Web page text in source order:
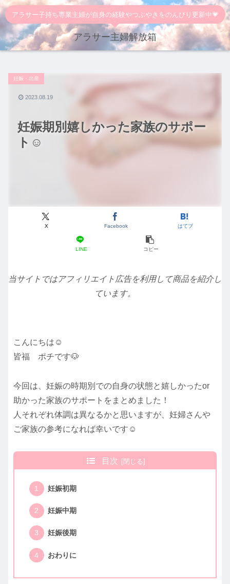
アラサー子持ち専業主婦が自身の経験やつぶやきをのんびり更新中💗
アラサー主婦解放箱
妊娠期別嬉しかった家族のサポー
ト☺️
妊娠・出産
X Facebook はてブ
LINE コピー
2023.08.19
当サイトではアフィリエイト広告を利用して商品を紹介し
ています。
こんにちは☺️
皆福 ポチです🐶
今回は、妊娠の時期別での自身の状態と嬉しかったor
助かった家族のサポートをまとめました！
人それぞれ体調は異なるかと思いますが、妊婦さんや
ご家族の参考になれば幸いです☺️
目次
妊娠初期
妊娠中期
妊娠後期
おわりに